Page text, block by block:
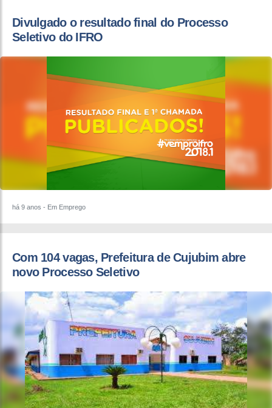
Divulgado o resultado final do Processo
Seletivo do IFRO
há 9 anos - Em Emprego
Com 104 vagas, Prefeitura de Cujubim abre
novo Processo Seletivo